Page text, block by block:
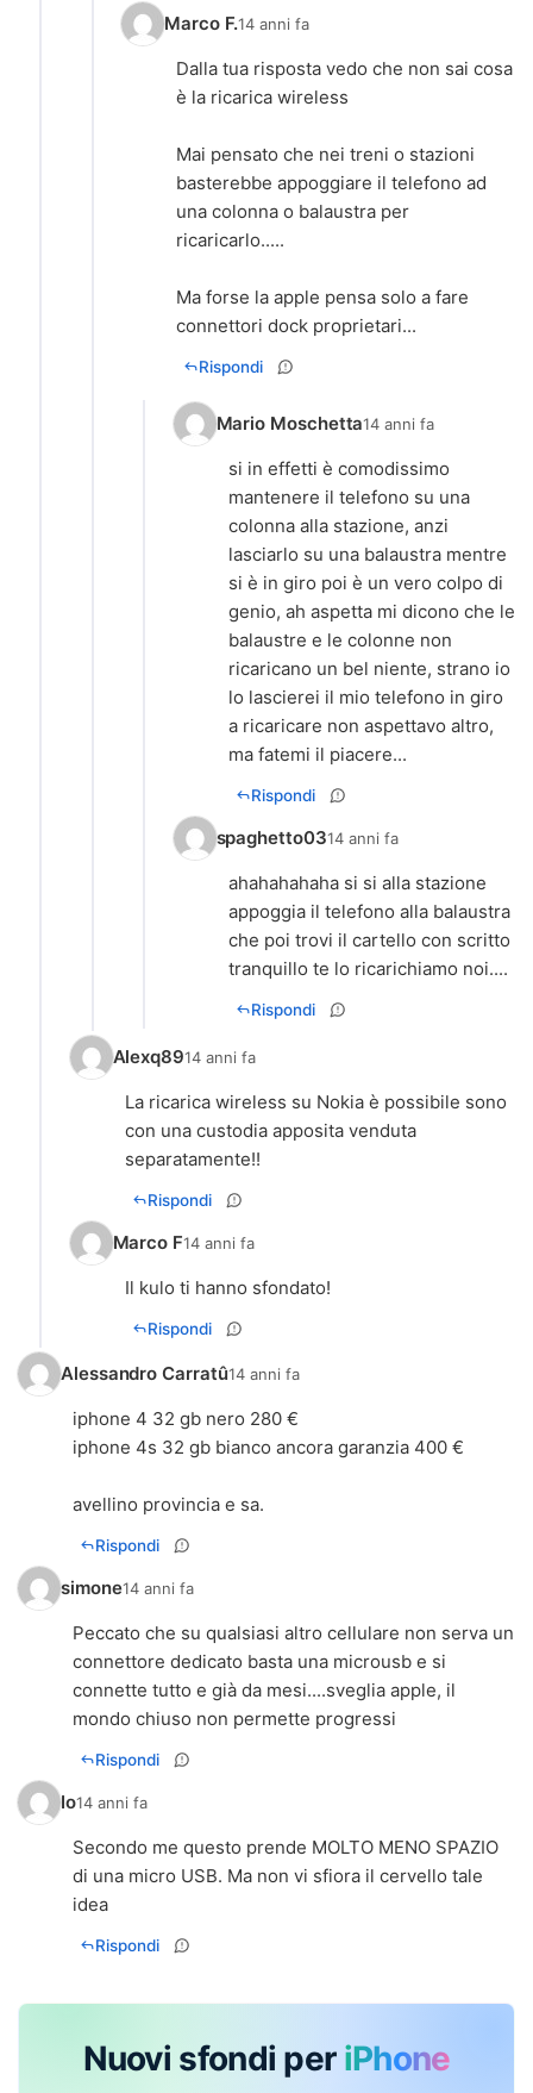
Marco F.14 anni fa
Dalla tua risposta vedo che non sai cosa
è la ricarica wireless
Mai pensato che nei treni o stazioni
basterebbe appoggiare il telefono ad
una colonna o balaustra per
ricaricarlo.....
Ma forse la apple pensa solo a fare
Rispondi
Mario Moschetta14 anni fa
si in effetti è comodissimo
mantenere il telefono su una
colonna alla stazione, anzi
lasciarlo su una balaustra mentre
si è in giro poi è un vero colpo di
genio, ah aspetta mi dicono che le
balaustre e le colonne non
ricaricano un bel niente, strano io
lo lascierei il mio telefono in giro
a ricaricare non aspettavo altro,
ma fatemi il piacere...
Rispondi
spaghetto0314 anni fa
ahahahahaha si si alla stazione
appoggia il telefono alla balaustra
che poi trovi il cartello con scritto
tranquillo te lo ricarichiamo noi....
Rispondi
Alexq8914 anni fa
La ricarica wireless su Nokia è possibile sono
con una custodia apposita venduta
separatamente!!
Rispondi
Marco F14 anni fa
Il kulo ti hanno sfondato!
Rispondi
Alessandro Carratû14 anni fa
iphone 4 32 gb nero 280 €
iphone 4s 32 gb bianco ancora garanzia 400 €
avellino provincia e sa.
Rispondi
simone14 anni fa
Peccato che su qualsiasi altro cellulare non serva un
connettore dedicato basta una microusb e si
connette tutto e già da mesi....sveglia apple, il
mondo chiuso non permette progressi
Rispondi
Io14 anni fa
Secondo me questo prende MOLTO MENO SPAZIO
di una micro USB. Ma non vi sfiora il cervello tale
idea
Rispondi
Nuovi sfondi per iPhone